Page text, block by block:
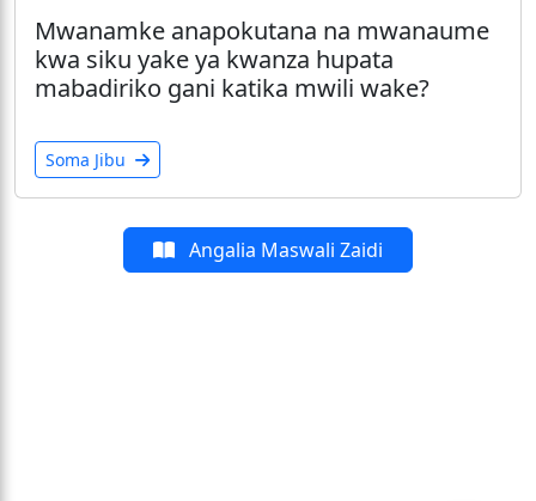
Mwanamke anapokutana na mwanaume
kwa siku yake ya kwanza hupata
mabadiriko gani katika mwili wake?
Soma Jibu
Angalia Maswali Zaidi